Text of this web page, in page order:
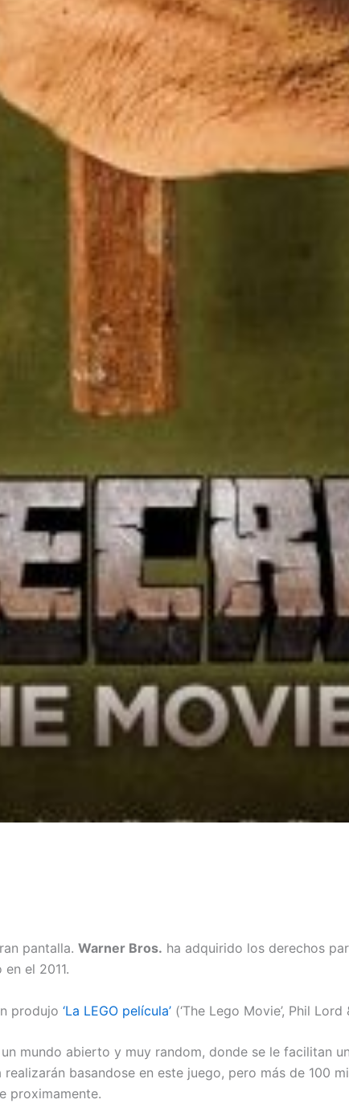
pantalla. Warner Bros. ha adquirido los derechos
el 2011.
produjo ‘La LEGO película’ (‘The Lego Movie’, Phil
mundo abierto y muy random, donde se le facilitan
basandose en este juego, pero más de 100
proximamente.